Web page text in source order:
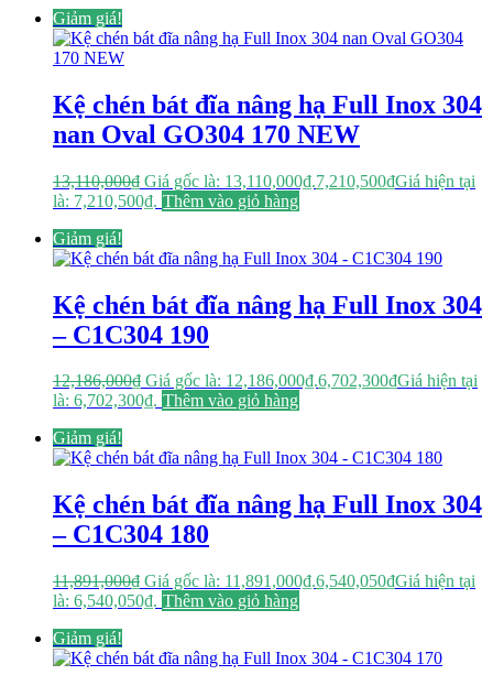
Giảm giá!
Kệ chén bát đĩa nâng hạ Full Inox 304
nan Oval GO304 170 NEW
13,110,000₫ Giá gốc là: 13,110,000₫.7,210,500₫Giá hiện tại
là: 7,210,500₫. Thêm vào giỏ hàng
Giảm giá!
Kệ chén bát đĩa nâng hạ Full Inox 304
– C1C304 190
12,186,000₫ Giá gốc là: 12,186,000₫.6,702,300₫Giá hiện tại
là: 6,702,300₫. Thêm vào giỏ hàng
Giảm giá!
Kệ chén bát đĩa nâng hạ Full Inox 304
– C1C304 180
11,891,000₫ Giá gốc là: 11,891,000₫.6,540,050₫Giá hiện tại
là: 6,540,050₫. Thêm vào giỏ hàng
Giảm giá!